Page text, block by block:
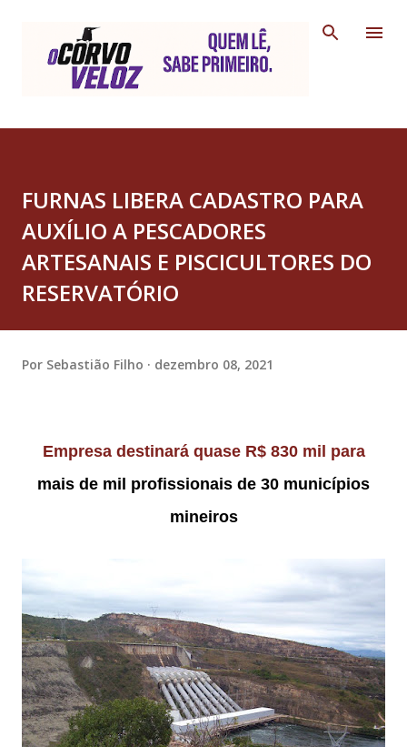
FURNAS LIBERA CADASTRO PARA
AUXÍLIO A PESCADORES
ARTESANAIS E PISCICULTORES DO
RESERVATÓRIO
Por Sebastião Filho dezembro 08, 2021
Empresa destinará quase R$ 830 mil para
mais de mil profissionais de 30 municípios
mineiros